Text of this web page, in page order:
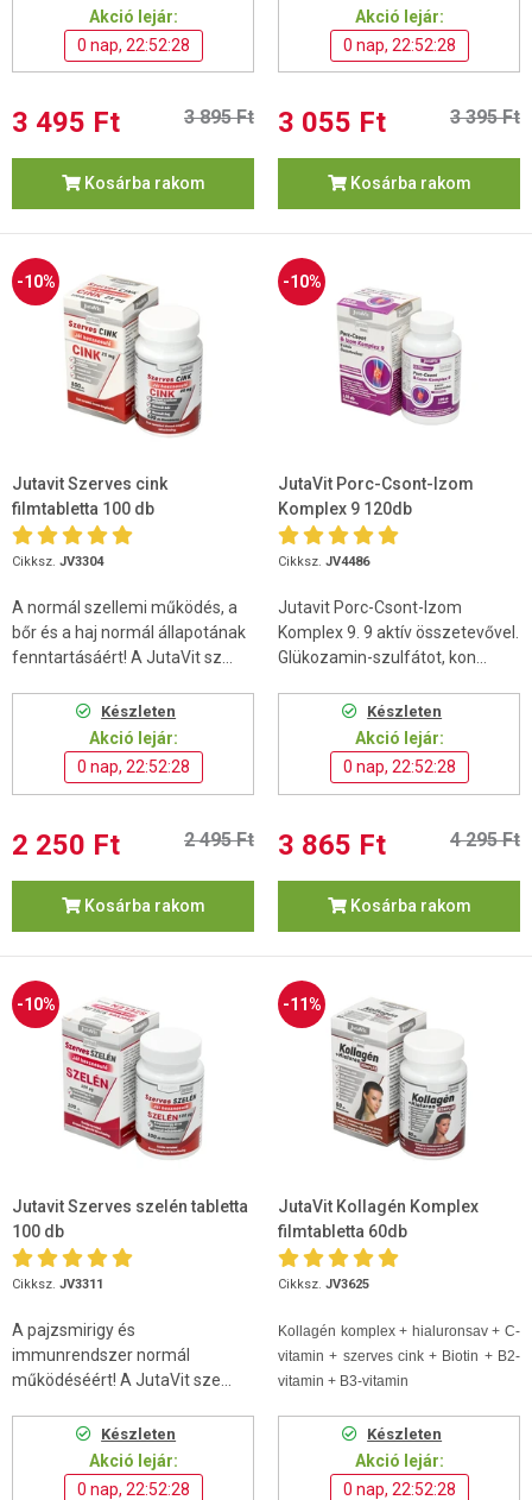
Akció lejár:
0 nap, 22:52:27
3 495 Ft 3 895 Ft
Kosárba rakom
Akció lejár:
0 nap, 22:52:27
3 055 Ft 3 395 Ft
Kosárba rakom
-10%
Jutavit Szerves cink
filmtabletta 100 db
Cikksz. JV3304
A normál szellemi működés, a
bőr és a haj normál állapotának
fenntartásáért! A JutaVit sz...
Készleten
Akció lejár:
0 nap, 22:52:27
2 250 Ft 2 495 Ft
Kosárba rakom
-10%
JutaVit Porc-Csont-Izom
Komplex 9 120db
Cikksz. JV4486
Jutavit Porc-Csont-Izom
Komplex 9. 9 aktív összetevővel.
Glükozamin-szulfátot, kon...
Készleten
Akció lejár:
0 nap, 22:52:27
3 865 Ft 4 295 Ft
Kosárba rakom
-10%
Jutavit Szerves szelén tabletta
100 db
Cikksz. JV3311
A pajzsmirigy és
immunrendszer normál
működéséért! A JutaVit sze...
Készleten
Akció lejár:
0 nap, 22:52:27
-11%
JutaVit Kollagén Komplex
filmtabletta 60db
Cikksz. JV3625
Kollagén komplex + hialuronsav + C-
vitamin + szerves cink + Biotin + B2-
vitamin + B3-vitamin
Készleten
Akció lejár:
0 nap, 22:52:27